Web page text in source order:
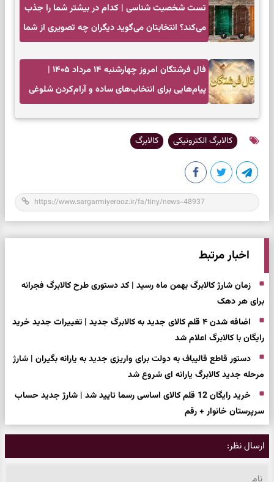
تست شخصیت شناسی | کدام در بیشتر شما را جذب
می‌کند؟ انتخابتان می‌گوید دیگران چه تصویری از شما
فال فرشتگان امروز چهارشنبه ۱۴ مرداد ۱۴۰۵ |
پیام‌هایی برای انتخاب‌های ساده و آرام‌کردن شلوغی
کالابرگ الکترونیکی کالابرگ
اخبار مرتبط
زمان شارژ کالابرگ بهمن ماه رسید | کد دستوری طرح کالابرگ فجرانه
برای هر دهک
اضافه شدن ۴ قلم کالای جدید به کالابرگ جدید | تغییرات جدید خرید
رایگان با کالابرگ اعلام شد
دستور قاطع قالیباف به دولت برای واریزی جدید به یارانه بگیران | شارژ
مرحله جدید کالابرگ یارانه ای شروع شد
خرید رایگان 12 قلم کالای اساسی رسما تایید شد | شارژ جدید حساب
سرپرستان خانوار + رقم
ارسال نظر: